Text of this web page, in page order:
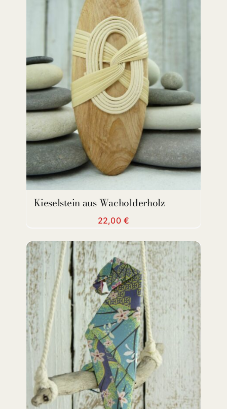
DETAILS
Kieselstein aus Wacholderholz
22,00€
DETAILS